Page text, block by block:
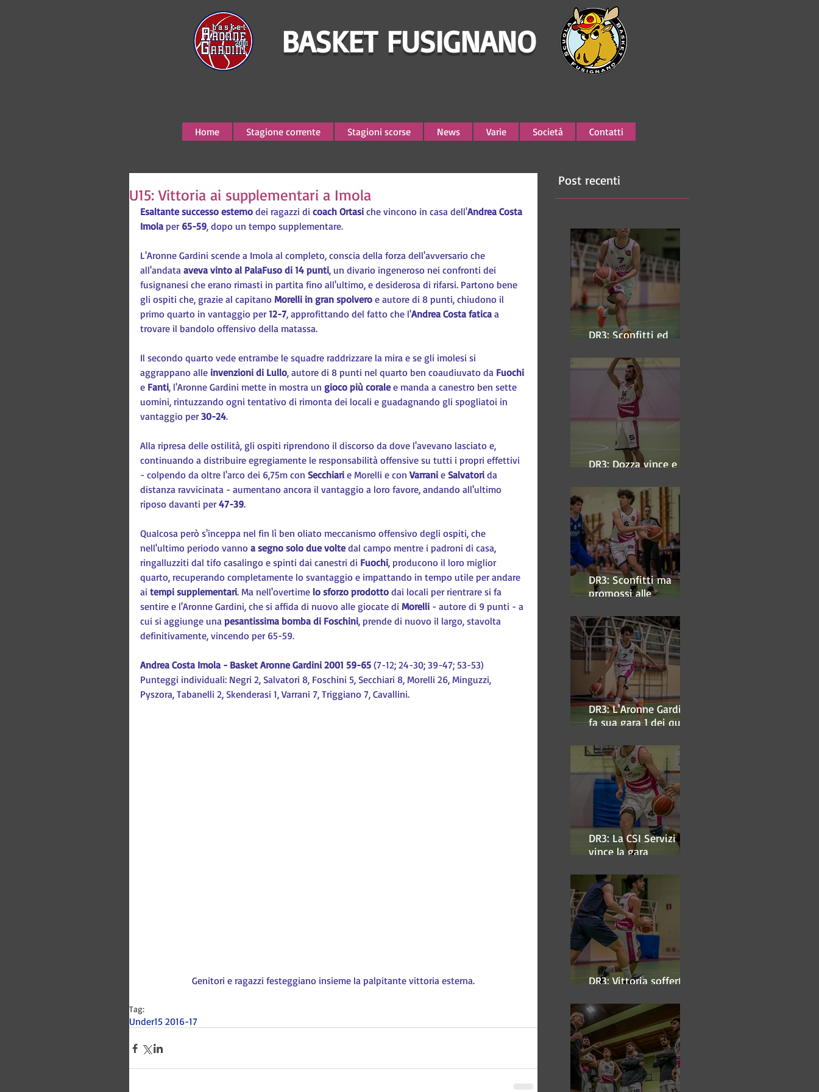
BASKET FUSIGNANO
Home Stagione corrente Stagioni scorse News Varie Società Contatti
U15: Vittoria ai supplementari a Imola
Esaltante successo esterno dei ragazzi di coach Ortasi che vincono in casa dell'Andrea Costa
Imola per 65-59, dopo un tempo supplementare.
L'Aronne Gardini scende a Imola al completo, conscia della forza dell'avversario che
all'andata aveva vinto al PalaFuso di 14 punti, un divario ingeneroso nei confronti dei
fusignanesi che erano rimasti in partita fino all'ultimo, e desiderosa di rifarsi. Partono bene
gli ospiti che, grazie al capitano Morelli in gran spolvero e autore di 8 punti, chiudono il
primo quarto in vantaggio per 12-7, approfittando del fatto che l'Andrea Costa fatica a
trovare il bandolo offensivo della matassa.
Il secondo quarto vede entrambe le squadre raddrizzare la mira e se gli imolesi si
aggrappano alle invenzioni di Lullo, autore di 8 punti nel quarto ben coaudiuvato da Fuochi
e Fanti, l'Aronne Gardini mette in mostra un gioco più corale e manda a canestro ben sette
uomini, rintuzzando ogni tentativo di rimonta dei locali e guadagnando gli spogliatoi in
vantaggio per 30-24.
Alla ripresa delle ostilità, gli ospiti riprendono il discorso da dove l'avevano lasciato e,
continuando a distribuire egregiamente le responsabilità offensive su tutti i propri effettivi
- colpendo da oltre l'arco dei 6,75m con Secchiari e Morelli e con Varrani e Salvatori da
distanza ravvicinata - aumentano ancora il vantaggio a loro favore, andando all'ultimo
riposo davanti per 47-39.
Qualcosa però s'inceppa nel fin lì ben oliato meccanismo offensivo degli ospiti, che
nell'ultimo periodo vanno a segno solo due volte dal campo mentre i padroni di casa,
ringalluzziti dal tifo casalingo e spinti dai canestri di Fuochi, producono il loro miglior
quarto, recuperando completamente lo svantaggio e impattando in tempo utile per andare
ai tempi supplementari. Ma nell'overtime lo sforzo prodotto dai locali per rientrare si fa
sentire e l'Aronne Gardini, che si affida di nuovo alle giocate di Morelli - autore di 9 punti - a
cui si aggiunge una pesantissima bomba di Foschini, prende di nuovo il largo, stavolta
definitivamente, vincendo per 65-59.
Andrea Costa Imola - Basket Aronne Gardini 2001 59-65 (7-12; 24-30; 39-47; 53-53)
Punteggi individuali: Negri 2, Salvatori 8, Foschini 5, Secchiari 8, Morelli 26, Minguzzi,
Pyszora, Tabanelli 2, Skenderasi 1, Varrani 7, Triggiano 7, Cavallini.
Genitori e ragazzi festeggiano insieme la palpitante vittoria esterna.
Tag:
Under15 2016-17
Post recenti
DR3: Sconfitti ed
DR3: Dozza vince e
DR3: Sconfitti ma
promossi alle
DR3: L'Aronne Gardini
fa sua gara 1 dei quarti
DR3: La CSI Servizi
vince la gara
DR3: Vittoria sofferta a